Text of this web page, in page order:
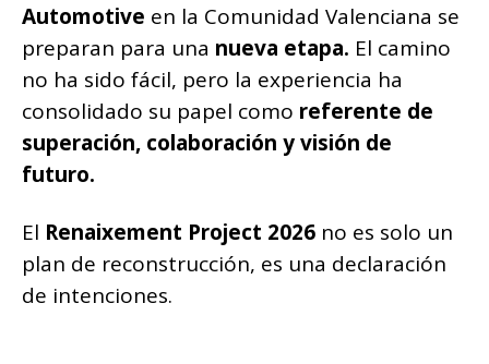
Automotive en la Comunidad Valenciana se
preparan para una nueva etapa. El camino
no ha sido fácil, pero la experiencia ha
consolidado su papel como referente de
superación, colaboración y visión de
futuro.
El Renaixement Project 2026 no es solo un
plan de reconstrucción, es una declaración
de intenciones.